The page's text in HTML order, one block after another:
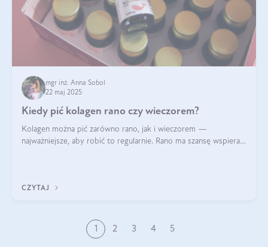
mgr inż. Anna Sobol
22 maj 2025
Kiedy pić kolagen rano czy wieczorem?
Kolagen można pić zarówno rano, jak i wieczorem —
najważniejsze, aby robić to regularnie. Rano ma szansę wspierać
CZYTAJ
1 2 3 4 5